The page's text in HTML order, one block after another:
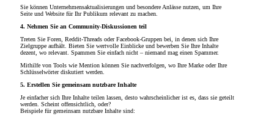
Sie können Unternehmensaktualisierungen und besondere Anlässe nutzen, um Ihre
Seite und Website für Ihr Publikum relevant zu machen.
4. Nehmen Sie an Community-Diskussionen teil
Treten Sie Foren, Reddit-Threads oder Facebook-Gruppen bei, in denen sich Ihre
Zielgruppe aufhält. Bieten Sie wertvolle Einblicke und bewerben Sie Ihre Inhalte
dezent, wo relevant. Spammen Sie einfach nicht – niemand mag einen Spammer.
Mithilfe von Tools wie Mention können Sie nachverfolgen, wo Ihre Marke oder Ihre
Schlüsselwörter diskutiert werden.
5. Erstellen Sie gemeinsam nutzbare Inhalte
Je einfacher sich Ihre Inhalte teilen lassen, desto wahrscheinlicher ist es, dass sie geteilt
werden. Scheint offensichtlich, oder?
Beispiele für gemeinsam nutzbare Inhalte sind: